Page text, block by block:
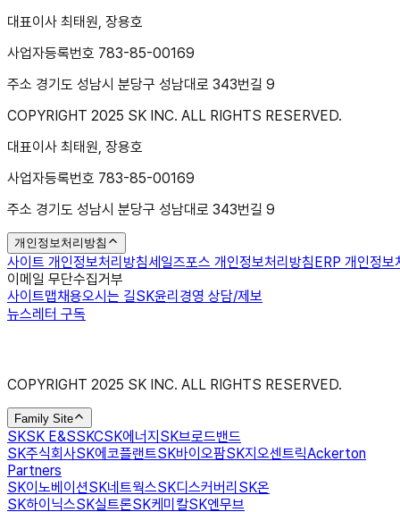
대표이사 최태원, 장용호
사업자등록번호 783-85-00169
주소 경기도 성남시 분당구 성남대로 343번길 9
COPYRIGHT 2025 SK INC. ALL RIGHTS RESERVED.
대표이사 최태원, 장용호
사업자등록번호 783-85-00169
주소 경기도 성남시 분당구 성남대로 343번길 9
개인정보처리방침
사이트 개인정보처리방침세일즈포스 개인정보처리방침 ERP 개인정보
이메일 무단수집거부
사이트맵채용오시는 길SK윤리경영 상담/제보
뉴스레터 구독
COPYRIGHT 2025 SK INC. ALL RIGHTS RESERVED.
Family Site
SKSK E&SSKCSK에너지SK브로드밴드
SK주식회사SK에코플랜트SK바이오팜SK지오센트릭Ackerton
Partners
SK이노베이션SK네트웍스SK디스커버리 SK온
SK하이닉스SK실트론SK케미칼SK엔무브